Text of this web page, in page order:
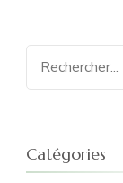
Recherche
pour
Catégories